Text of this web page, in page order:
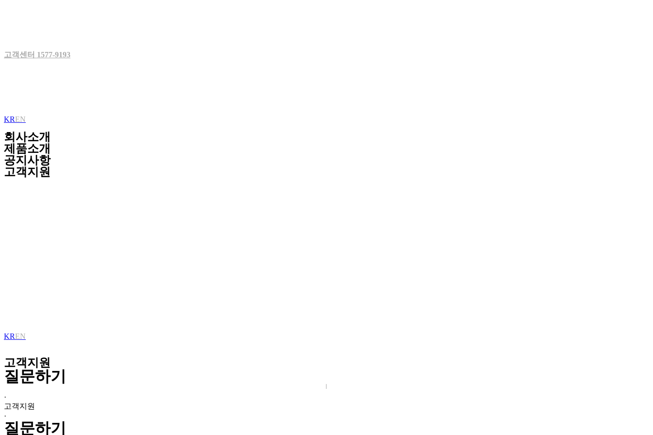
고객센터 1577-9193
KREN
회사소개
제품소개
공지사항
고객지원
KREN
고객지원
질문하기
·
고객지원
·
질문하기